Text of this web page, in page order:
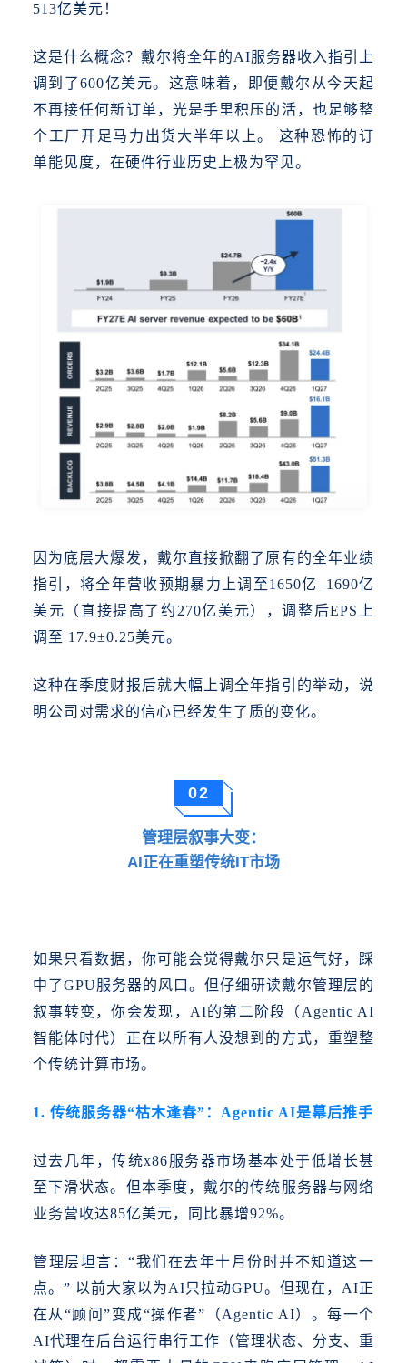
513亿美元！
这是什么概念？戴尔将全年的AI服务器收入指引上
调到了600亿美元。这意味着，即便戴尔从今天起
不再接任何新订单，光是手里积压的活，也足够整
个工厂开足马力出货大半年以上。 这种恐怖的订
单能见度，在硬件行业历史上极为罕见。
因为底层大爆发，戴尔直接掀翻了原有的全年业绩
指引，将全年营收预期暴力上调至1650亿–1690亿
美元（直接提高了约270亿美元），调整后EPS上
调至 17.9±0.25美元。
这种在季度财报后就大幅上调全年指引的举动，说
明公司对需求的信心已经发生了质的变化。
02
管理层叙事大变：
AI正在重塑传统IT市场
如果只看数据，你可能会觉得戴尔只是运气好，踩
中了GPU服务器的风口。但仔细研读戴尔管理层的
叙事转变，你会发现，AI的第二阶段（Agentic AI
智能体时代）正在以所有人没想到的方式，重塑整
个传统计算市场。
1. 传统服务器“枯木逢春”：Agentic AI是幕后推手
过去几年，传统x86服务器市场基本处于低增长甚
至下滑状态。但本季度，戴尔的传统服务器与网络
业务营收达85亿美元，同比暴增92%。
管理层坦言：“我们在去年十月份时并不知道这一
点。” 以前大家以为AI只拉动GPU。但现在，AI正
在从“顾问”变成“操作者”（Agentic AI）。每一个
AI代理在后台运行串行工作（管理状态、分支、重